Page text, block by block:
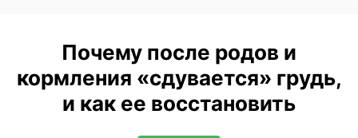
Почему после родов и
кормления «сдувается» грудь,
и как ее восстановить